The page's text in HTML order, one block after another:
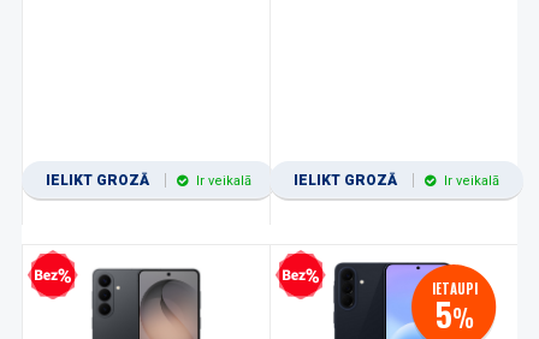
IELIKT GROZĀ Ir veikalā IELIKT GROZĀ Ir veikalā
kredīts Bezprocentu kredīts IETAUPI
5%